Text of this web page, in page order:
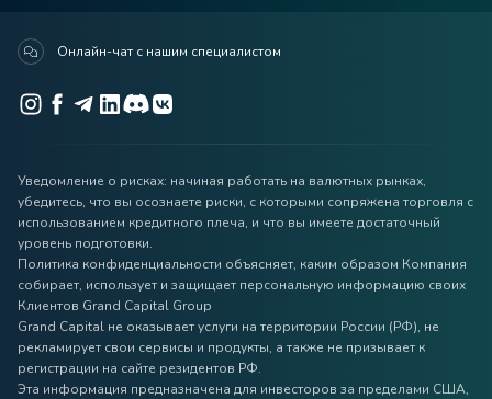
Онлайн-чат с нашим специалистом
Уведомление о рисках: начиная работать на валютных рынках,
убедитесь, что вы осознаете риски, с которыми сопряжена торговля с
использованием кредитного плеча, и что вы имеете достаточный
уровень подготовки.
Политика конфиденциальности объясняет, каким образом Компания
собирает, использует и защищает персональную информацию своих
Клиентов Grand Capital Group
Grand Capital не оказывает услуги на территории России (РФ), не
рекламирует свои сервисы и продукты, а также не призывает к
регистрации на сайте резидентов РФ.
Эта информация предназначена для инвесторов за пределами США,